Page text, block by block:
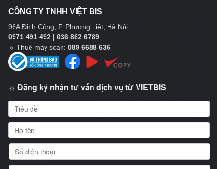
CÔNG TY TNHH VIỆT BIS
96A Định Công, P. Phương Liệt, Hà Nội
0971 491 492 | 036 862 6789
☼ Thuê máy scan: 089 6688 636
☼ Đăng ký nhận tư vấn dịch vụ từ VIETBIS